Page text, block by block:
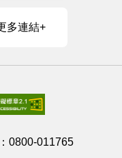
多連結+
0800-011765